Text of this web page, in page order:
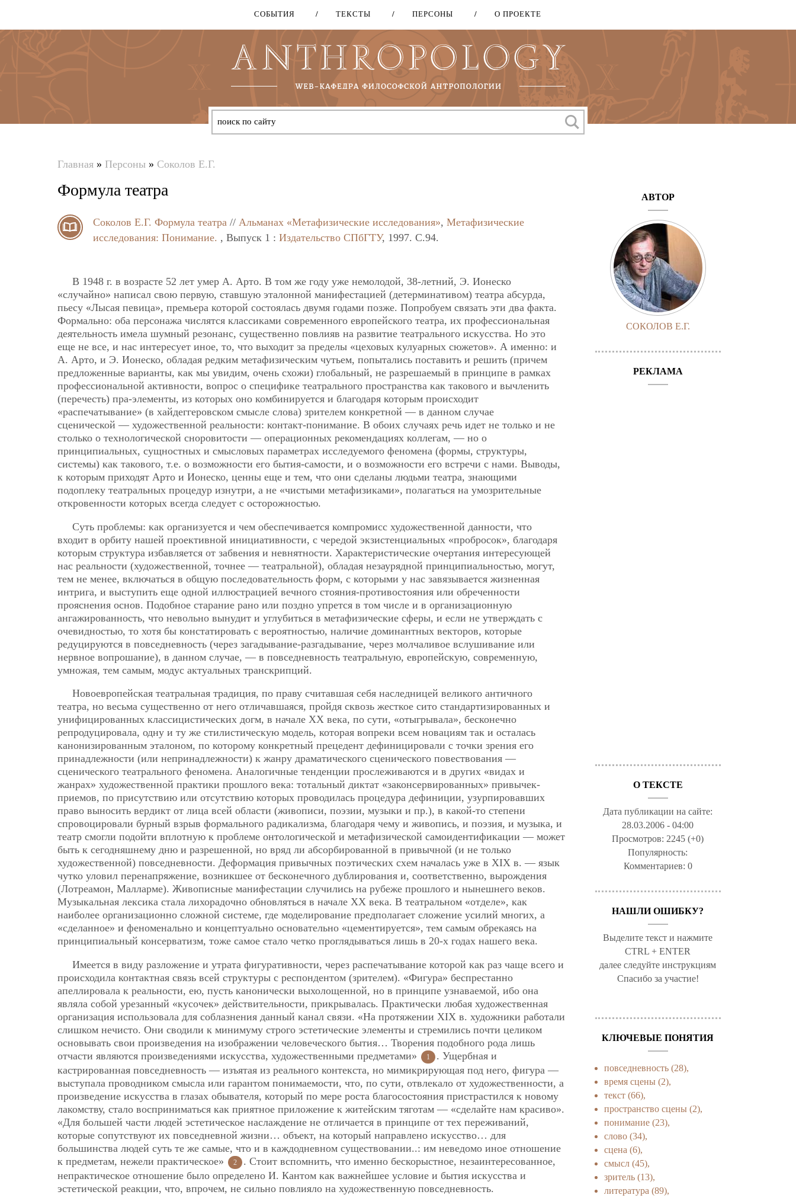
Перейти
основному
содержанию
СОБЫТИЯ ТЕКСТЫ ПЕРСОНЫ О ПРОЕКТЕ
здесь
Главная » Персоны » Соколов Е.Г.
Формула театра
Соколов Е.Г. Формула театра // Альманах «Метафизические исследования», Метафизические
исследования: Понимание. , Выпуск 1 : Издательство СПбГТУ, 1997. C.94.
В 1948 г. в возрасте 52 лет умер А. Арто. В том же году уже немолодой, 38-летний, Э. Ионеско
«случайно» написал свою первую, ставшую эталонной манифестацией (детерминативом) театра абсурда,
пьесу «Лысая певица», премьера которой состоялась двумя годами позже. Попробуем связать эти два факта.
Формально: оба персонажа числятся классиками современного европейского театра, их профессиональная
деятельность имела шумный резонанс, существенно повлияв на развитие театрального искусства. Но это
еще не все, и нас интересует иное, то, что выходит за пределы «цеховых кулуарных сюжетов». А именно: и
А. Арто, и Э. Ионеско, обладая редким метафизическим чутьем, попытались поставить и решить (причем
предложенные варианты, как мы увидим, очень схожи) глобальный, не разрешаемый в принципе в рамках
профессиональной активности, вопрос о специфике театрального пространства как такового и вычленить
(перечесть) пра-элементы, из которых оно комбинируется и благодаря которым происходит
«распечатывание» (в хайдеггеровском смысле слова) зрителем конкретной — в данном случае
сценической — художественной реальности: контакт-понимание. В обоих случаях речь идет не только и не
столько о технологической сноровитости — операционных рекомендациях коллегам, — но о
принципиальных, сущностных и смысловых параметрах исследуемого феномена (формы, структуры,
системы) как такового, т.е. о возможности его бытия-самости, и о возможности его встречи с нами. Выводы,
к которым приходят Арто и Ионеско, ценны еще и тем, что они сделаны людьми театра, знающими
подоплеку театральных процедур изнутри, а не «чистыми метафизиками», полагаться на умозрительные
откровенности которых всегда следует с осторожностью.
Суть проблемы: как организуется и чем обеспечивается компромисс художественной данности, что
входит в орбиту нашей проективной инициативности, с чередой экзистенциальных «пробросок», благодаря
которым структура избавляется от забвения и невнятности. Характеристические очертания интересующей
нас реальности (художественной, точнее — театральной), обладая незаурядной принципиальностью, могут,
тем не менее, включаться в общую последовательность форм, с которыми у нас завязывается жизненная
интрига, и выступить еще одной иллюстрацией вечного стояния-противостояния или обреченности
прояснения основ. Подобное старание рано или поздно упрется в том числе и в организационную
ангажированность, что невольно вынудит и углубиться в метафизические сферы, и если не утверждать с
очевидностью, то хотя бы констатировать с вероятностью, наличие доминантных векторов, которые
редуцируются в повседневность (через загадывание-разгадывание, через молчаливое вслушивание или
нервное вопрошание), в данном случае, — в повседневность театральную, европейскую, современную,
умножая, тем самым, модус актуальных транскрипций.
Новоевропейская театральная традиция, по праву считавшая себя наследницей великого античного
театра, но весьма существенно от него отличавшаяся, пройдя сквозь жесткое сито стандартизированных и
унифицированных классицистических догм, в начале ХХ века, по сути, «отыгрывала», бесконечно
репродуцировала, одну и ту же стилистическую модель, которая вопреки всем новациям так и осталась
канонизированным эталоном, по которому конкретный прецедент дефиницировали с точки зрения его
принадлежности (или непринадлежности) к жанру драматического сценического повествования —
сценического театрального феномена. Аналогичные тенденции прослеживаются и в других «видах и
жанрах» художественной практики прошлого века: тотальный диктат «законсервированных» привычек-
приемов, по присутствию или отсутствию которых проводилась процедура дефиниции, узурпировавших
право выносить вердикт от лица всей области (живописи, поэзии, музыки и пр.), в какой-то степени
спровоцировали бурный взрыв формального радикализма, благодаря чему и живопись, и поэзия, и музыка, и
театр смогли подойти вплотную к проблеме онтологической и метафизической самоидентификации — может
быть к сегодняшнему дню и разрешенной, но вряд ли абсорбированной в привычной (и не только
художественной) повседневности. Деформация привычных поэтических схем началась уже в XIX в. — язык
чутко уловил перенапряжение, возникшее от бесконечного дублирования и, соответственно, вырождения
(Лотреамон, Малларме). Живописные манифестации случились на рубеже прошлого и нынешнего веков.
Музыкальная лексика стала лихорадочно обновляться в начале ХХ века. В театральном «отделе», как
наиболее организационно сложной системе, где моделирование предполагает сложение усилий многих, а
«сделанное» и феноменально и концептуально основательно «цементируется», тем самым обрекаясь на
принципиальный консерватизм, тоже самое стало четко проглядываться лишь в 20-х годах нашего века.
Имеется в виду разложение и утрата фигуративности, через распечатывание которой как раз чаще всего и
происходила контактная связь всей структуры с респондентом (зрителем). «Фигура» беспрестанно
апеллировала к реальности, ею, пусть канонически выхолощенной, но в принципе узнаваемой, ибо она
являла собой урезанный «кусочек» действительности, прикрывалась. Практически любая художественная
организация использовала для соблазнения данный канал связи. «На протяжении XIX в. художники работали
слишком нечисто. Они сводили к минимуму строго эстетические элементы и стремились почти целиком
основывать свои произведения на изображении человеческого бытия… Творения подобного рода лишь
отчасти являются произведениями искусства, художественными предметами»
1
. Ущербная и
кастрированная повседневность — изъятая из реального контекста, но мимикрирующая под него, фигура —
выступала проводником смысла или гарантом понимаемости, что, по сути, отвлекало от художественности, а
произведение искусства в глазах обывателя, который по мере роста благосостояния пристрастился к новому
лакомству, стало восприниматься как приятное приложение к житейским тяготам — «сделайте нам красиво».
«Для большей части людей эстетическое наслаждение не отличается в принципе от тех переживаний,
которые сопутствуют их повседневной жизни… объект, на который направлено искусство… для
большинства людей суть те же самые, что и в каждодневном существовании..: им неведомо иное отношение
к предметам, нежели практическое»
2
. Стоит вспомнить, что именно бескорыстное, незаинтересованное,
непрактическое отношение было определено И. Кантом как важнейшее условие и бытия искусства и
эстетической реакции, что, впрочем, не сильно повлияло на художественную повседневность.
АВТОР
СОКОЛОВ Е.Г.
РЕКЛАМА
О ТЕКСТЕ
Дата публикации на сайте:
28.03.2006 - 04:00
Просмотров: 2245 (+0)
Популярность:
Комментариев: 0
НАШЛИ ОШИБКУ?
Выделите текст и нажмите
CTRL + ENTER
далее следуйте инструкциям
Спасибо за участие!
КЛЮЧЕВЫЕ ПОНЯТИЯ
повседневность (28),
время сцены (2),
текст (66),
пространство сцены (2),
понимание (23),
слово (34),
сцена (6),
смысл (45),
зритель (13),
литература (89),